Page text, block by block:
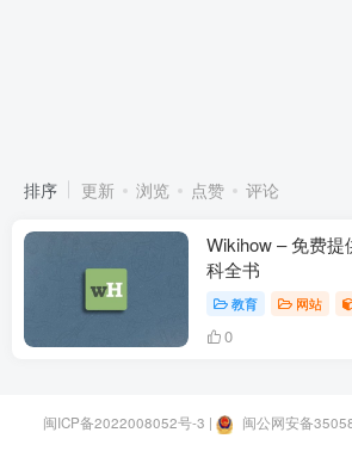
排序 更新 浏览 点赞 评论
Wikihow – 免费
科全书
教育 网站
0
闽ICP备2022008052号-3 | 闽公网安备